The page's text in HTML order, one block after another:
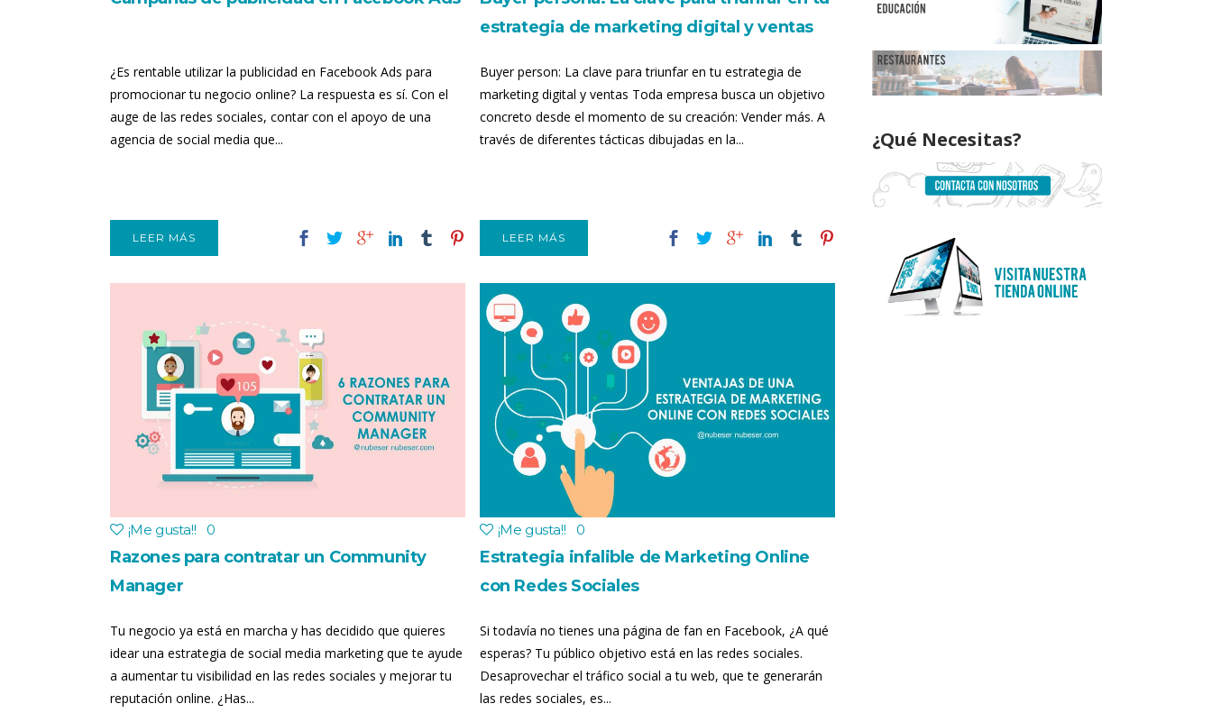
¿Es rentable utilizar la publicidad en Facebook Ads para
promocionar tu negocio online? La respuesta es sí. Con el
auge de las redes sociales, contar con el apoyo de una
agencia de social media que...
LEER MÁS
estrategia de marketing digital y ventas
Buyer person: La clave para triunfar en tu estrategia de
marketing digital y ventas Toda empresa busca un objetivo
concreto desde el momento de su creación: Vender más. A
través de diferentes tácticas dibujadas en la...
LEER MÁS
¡Me gusta!! 0
Razones para contratar un Community
Manager
Tu negocio ya está en marcha y has decidido que quieres
idear una estrategia de social media marketing que te ayude
a aumentar tu visibilidad en las redes sociales y mejorar tu
reputación online. ¿Has...
¡Me gusta!! 0
Estrategia infalible de Marketing Online
con Redes Sociales
Si todavía no tienes una página de fan en Facebook, ¿A qué
esperas? Tu público objetivo está en las redes sociales.
Desaprovechar el tráfico social a tu web, que te generarán
las redes sociales, es...
¿Qué Necesitas?